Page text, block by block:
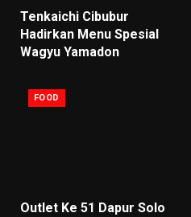
Tenkaichi Cibubur
Hadirkan Menu Spesial
Wagyu Yamadon
FOOD
Outlet Ke 51 Dapur Solo